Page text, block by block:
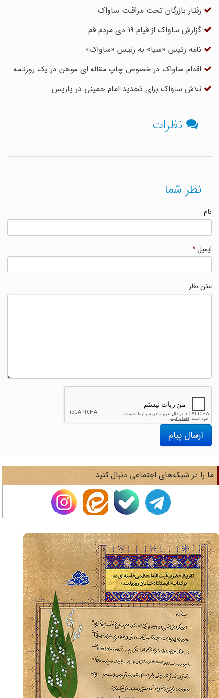
رفتار بازرگان تحت مراقبت ساواک
گزارش ساواک از قیام ۱۹ دی مردم قم
نامه رئیس «سیا» به رئیس «ساواک»
اقدام ساواک در خصوص چاپ مقاله ای موهن در یک روزنامه
تلاش ساواک برای تحدید امام خمینی در پاریس
نظرات
نظر شما
ایمیل*
متن نظر
ارسال پیام
را در شبکه‌های اجتماعی دنبال کنید